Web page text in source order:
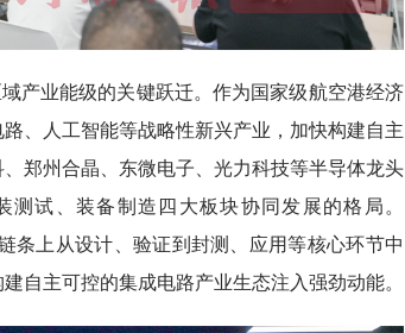
产业能级的关键跃迁。作为国家级航空港经济
、人工智能等战略性新兴产业，加快构建自主
郑州合晶、东微电子、光力科技等半导体龙头
试、装备制造四大板块协同发展的格局。
条上从设计、验证到封测、应用等核心环节中
自主可控的集成电路产业生态注入强劲动能。